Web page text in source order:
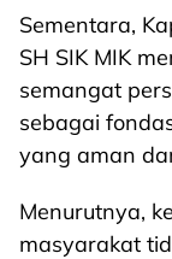
Sementara,
SH SIK MIK
semangat
sebagai
yang aman
Menurutnya,
masyarakat